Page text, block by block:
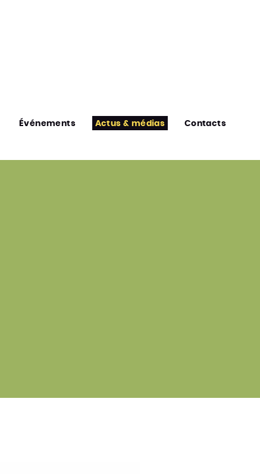
Événements Actus & médias Contacts